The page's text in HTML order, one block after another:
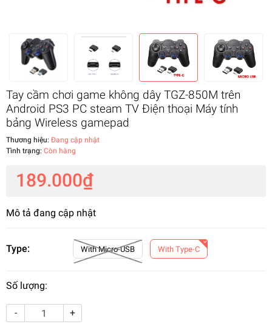
Tay cầm chơi game không dây TGZ-850M trên
Android PS3 PC steam TV Điện thoại Máy tính
bảng Wireless gamepad
Thương hiệu: Đang cập nhật
Tình trạng: Còn hàng
189.000₫
Mô tả đang cập nhật
Type: With Micro-USB With Type-C
Số lượng:
- +